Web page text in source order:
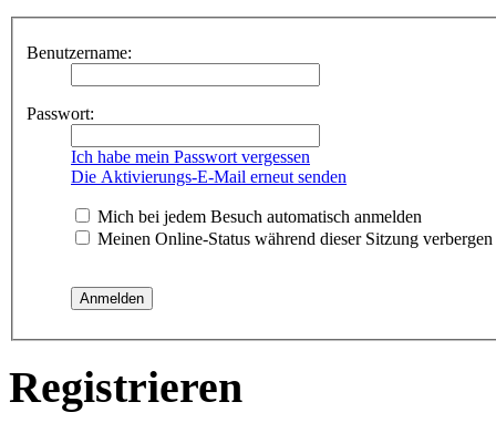
Benutzername:
Passwort:
Ich habe mein Passwort vergessen
Die Aktivierungs-E-Mail erneut senden
Mich bei jedem Besuch automatisch anmelden
Meinen Online-Status während dieser Sitzung verbergen
Registrieren